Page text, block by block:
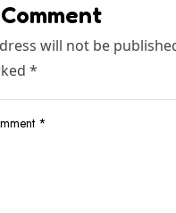
will not be
*